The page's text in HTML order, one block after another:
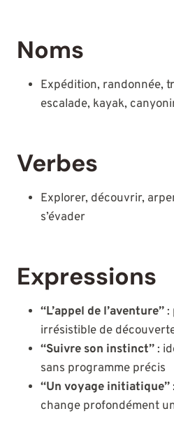
Noms
Expédition, randonnée,
escalade, kayak,
Verbes
Explorer, découvrir,
s’évader
Expressions
“L’appel de l’aventure”:
irrésistible de
“Suivre son instinct”:
sans programme précis
“Un voyage initiatique”
change profondément